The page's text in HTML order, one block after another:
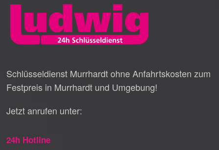
Schlüsseldienst Murrhardt ohne Anfahrtskosten zum
Festpreis in Murrhardt und Umgebung!
Jetzt anrufen unter:
24h Hotline